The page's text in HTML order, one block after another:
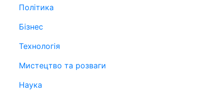
Політика
Бізнес
Технологія
Мистецтво та розваги
Наука